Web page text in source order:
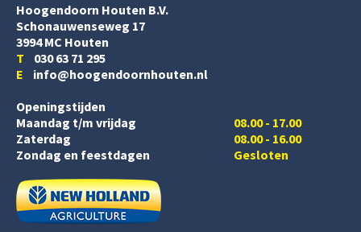
Hoogendoorn Houten B.V.
Schonauwenseweg 17
3994 MC Houten
T 030 63 71 295
E info@hoogendoornhouten.nl
Openingstijden
Maandag t/m vrijdag
Zaterdag
08.00 - 17.00
08.00 - 16.00
Zondag en feestdagen
Gesloten